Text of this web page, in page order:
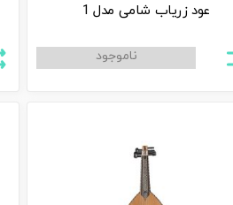
عود زریاب شامی مدل 1